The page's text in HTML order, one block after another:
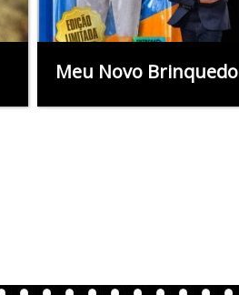
Meu Novo Brinquedo